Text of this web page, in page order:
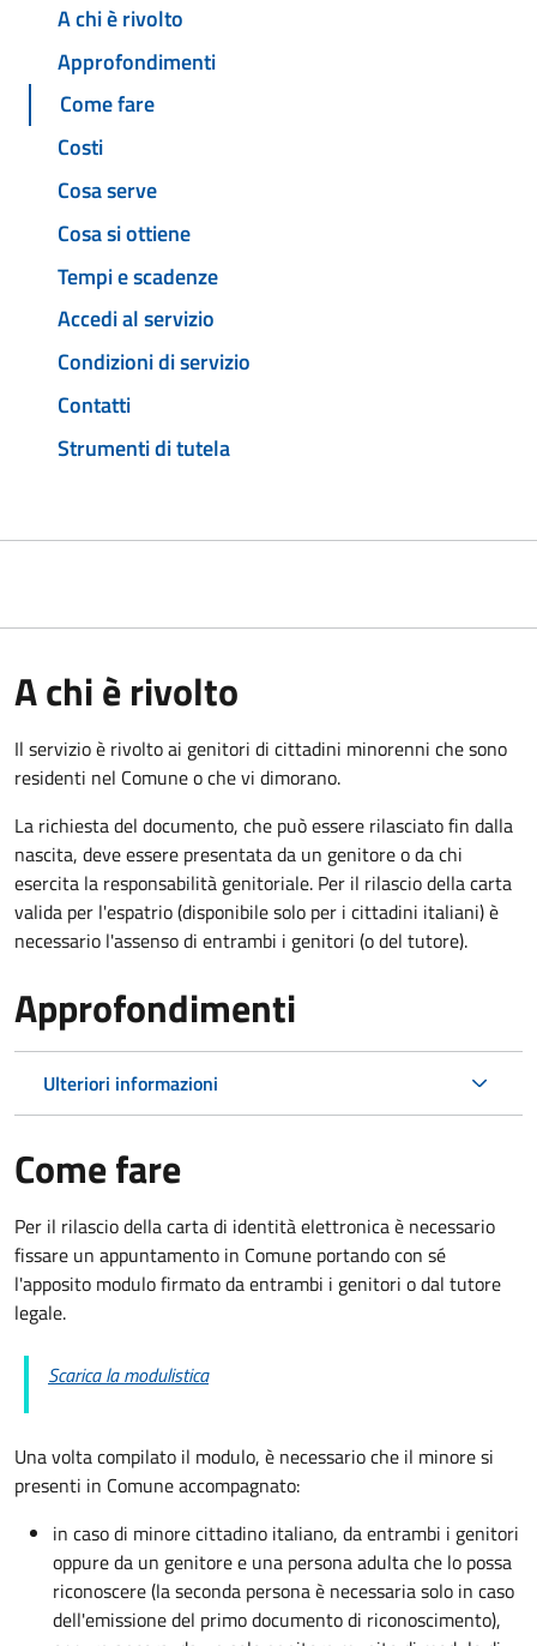
A chi è rivolto
Approfondimenti
Come fare
Costi
Cosa serve
Cosa si ottiene
Tempi e scadenze
Accedi al servizio
Condizioni di servizio
Contatti
Strumenti di tutela
A chi è rivolto
Il servizio è rivolto ai genitori di cittadini minorenni che sono
residenti nel Comune o che vi dimorano.
La richiesta del documento, che può essere rilasciato fin dalla
nascita, deve essere presentata da un genitore o da chi
esercita la responsabilità genitoriale. Per il rilascio della carta
valida per l'espatrio (disponibile solo per i cittadini italiani) è
necessario l'assenso di entrambi i genitori (o del tutore).
Approfondimenti
Ulteriori informazioni
Come fare
Per il rilascio della carta di identità elettronica è necessario
fissare un appuntamento in Comune portando con sé
l'apposito modulo firmato da entrambi i genitori o dal tutore
legale.
Scarica la modulistica
Una volta compilato il modulo, è necessario che il minore si
presenti in Comune accompagnato:
in caso di minore cittadino italiano, da entrambi i genitori
oppure da un genitore e una persona adulta che lo possa
riconoscere (la seconda persona è necessaria solo in caso
dell'emissione del primo documento di riconoscimento),